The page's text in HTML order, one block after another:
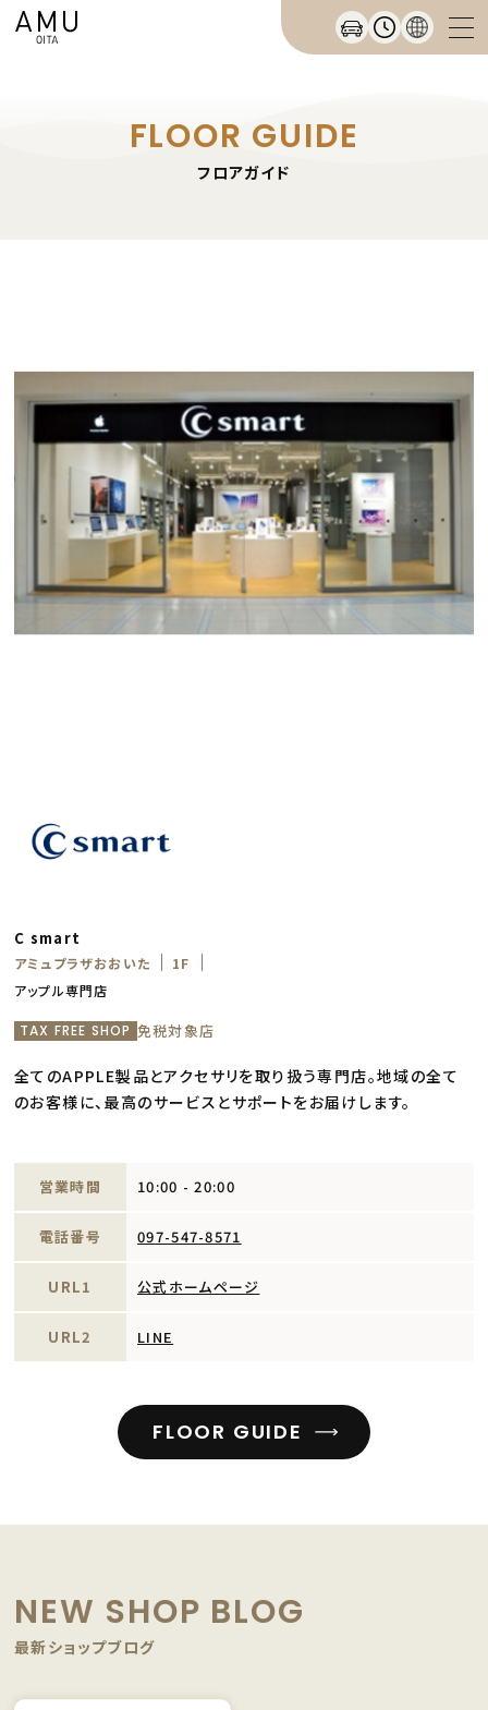
FLOOR GUIDE
フロアガイド
C smart
アミュプラザおおいた
1F
アップル専門店
TAX FREE SHOP 免税対象店
全てのAPPLE製品とアクセサリを取り扱う専門店。地域の全て
のお客様に、最高のサービスとサポートをお届けします。
営業時間 10:00 - 20:00
電話番号 097-547-8571
URL1 公式ホームページ
URL2 LINE
FLOOR GUIDE
NEW SHOP BLOG
最新ショップブログ